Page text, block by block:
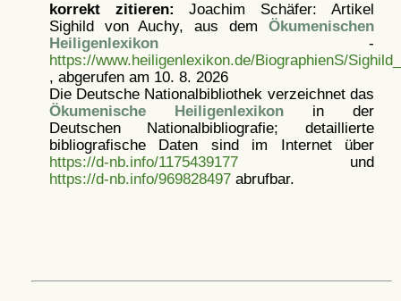
korrekt zitieren: Joachim Schäfer: Artikel
Sighild von Auchy, aus dem Ökumenischen
Heiligenlexikon-
https://www.heiligenlexikon.de/BiographienS/
, abgerufen am 10. 8. 2026
Die Deutsche Nationalbibliothek verzeichnet das
Ökumenische Heiligenlexikonin der
Deutschen Nationalbibliografie; detaillierte
bibliografische Daten sind im Internet über
https://d-nb.info/1175439177und
https://d-nb.info/969828497abrufbar.